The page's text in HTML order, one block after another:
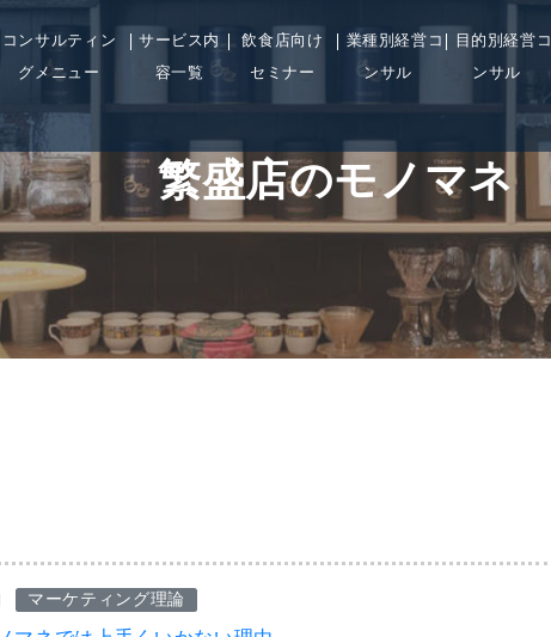
コンサルティン
グメニュー
サービス内
容一覧
飲食店向け
セミナー
業種別経営コ
ンサル
目的別経営コ
ンサル
繁盛店のモノマネ
マーケティング理論